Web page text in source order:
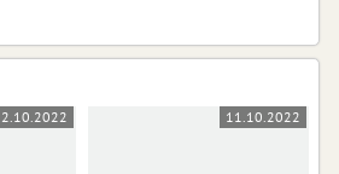
11.10.2022